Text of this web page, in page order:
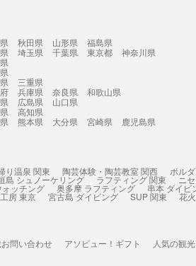
秋田県 山形県
福島県
埼玉県 千葉県 東京都
神奈川県
三重県
兵庫県 奈良県
和歌山県
広島県
山口県
高知県
熊本県 大分県 宮崎県
鹿児島県
り温泉 関東 陶芸体験・陶芸教室 関西 ボル
島 シュノーケリング ラフティング 関東 ニ
ッチング 奥多摩 ラフティング 串本 ダイビ
房 東京 宮古島 ダイビング SUP 関東 花
問い合わせ アソビュー！ギフト 人気の観